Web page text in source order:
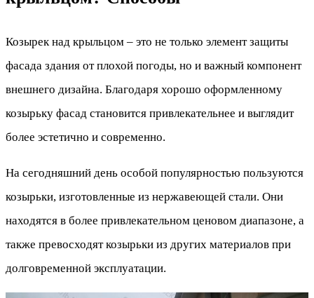
Козырек над крыльцом – это не только элемент защиты
фасада здания от плохой погоды, но и важный компонент
внешнего дизайна. Благодаря хорошо оформленному
козырьку фасад становится привлекательнее и выглядит
более эстетично и современно.
На сегодняшний день особой популярностью пользуются
козырьки, изготовленные из нержавеющей стали. Они
находятся в более привлекательном ценовом диапазоне, а
также превосходят козырьки из других материалов при
долговременной эксплуатации.